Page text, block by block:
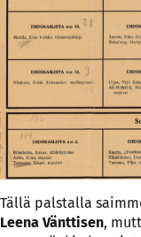
Tällä palstalla
Leena Vänttisen,